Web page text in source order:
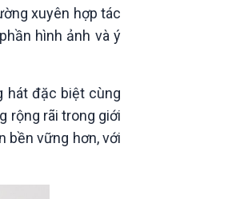
xuyên hợp tác
hình ảnh và ý
hát đặc biệt cùng
rộng rãi trong giới
bền vững hơn, với